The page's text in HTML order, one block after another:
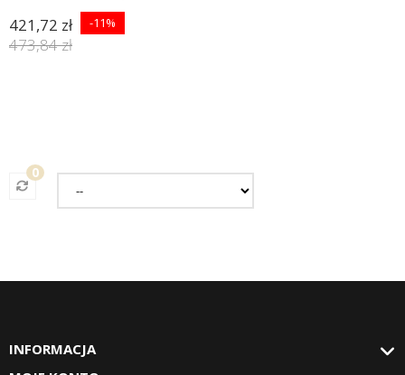
421,72 zł -11%
473,84 zł
0
INFORMACJA